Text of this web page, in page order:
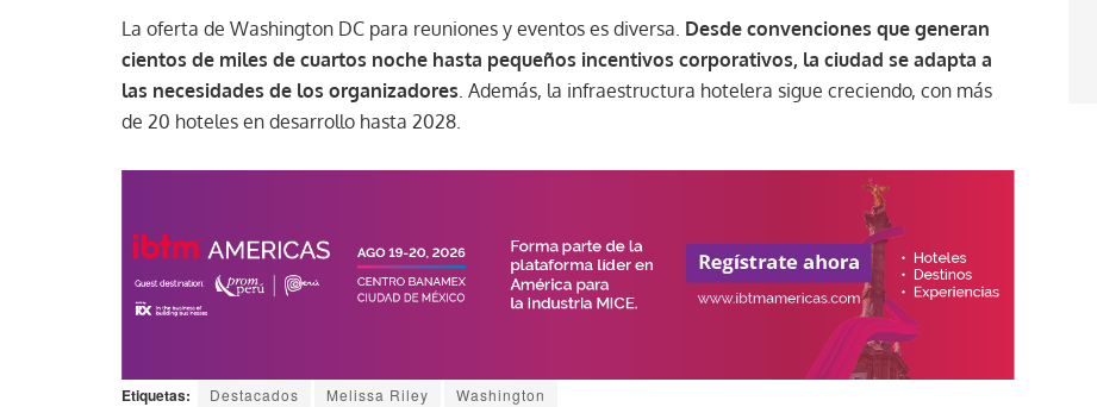
La oferta de Washington DC para reuniones y eventos es diversa. Desde convenciones que generan
cientos de miles de cuartos noche hasta pequeños incentivos corporativos, la ciudad se adapta a
las necesidades de los organizadores . Además, la infraestructura hotelera sigue creciendo, con más
de 20 hoteles en desarrollo hasta 2028.
Etiquetas: Destacados Melissa Riley Washington